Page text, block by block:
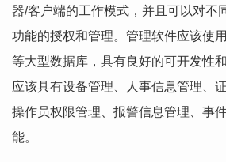
器/客户端的工作模式，并且可以对不
功能的授权和管理。管理软件应该使
等大型数据库，具有良好的可开发性
应该具有设备管理、人事信息管理、
操作员权限管理、报警信息管理、事
能。